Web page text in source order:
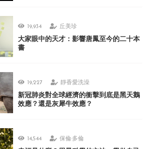
19,934 丘美珍
大家眼中的天才：影響唐鳳至今的二十本
書
19,227 靜香愛洗澡
新冠肺炎對全球經濟的衝擊到底是黑天鵝
效應？還是灰犀牛效應？
14,544 保倫·多倫